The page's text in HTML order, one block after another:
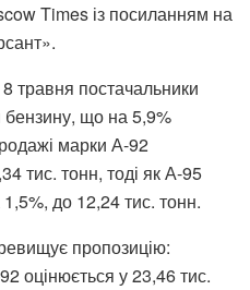
Times із посиланням на
травня постачальники
бензину, що на 5,9%
марки А-92
тис. тонн, тоді як А-95
до 12,24 тис. тонн.
пропозицію:
оцінюється у 23,46 тис.